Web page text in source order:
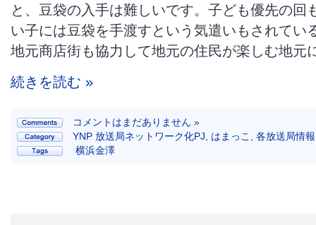
と、豆袋の入手は難しいです。子ども優先の回
い子には豆袋を手渡すという気遣いもされてい
地元商店街も協力して地元の住民が楽しむ地元
続きを読む »
コメントはまだありません »
YNP 放送局ネットワーク化PJ
はまっこ
各放送局情報
横浜金澤